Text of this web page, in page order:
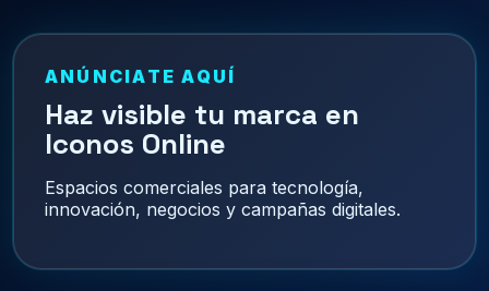
ANÚNCIATE AQUÍ
Haz visible tu marca en
Iconos Online
Espacios comerciales para tecnología,
innovación, negocios y campañas digitales.